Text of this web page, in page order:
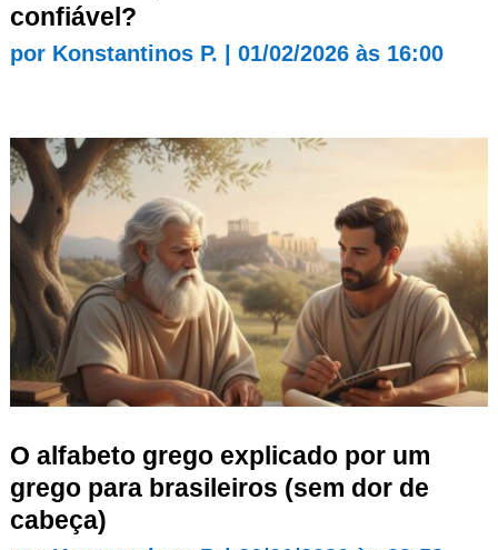
confiável?
por Konstantinos P. 01/02/2026 às 16:00
O alfabeto grego explicado por um
grego para brasileiros (sem dor de
cabeça)